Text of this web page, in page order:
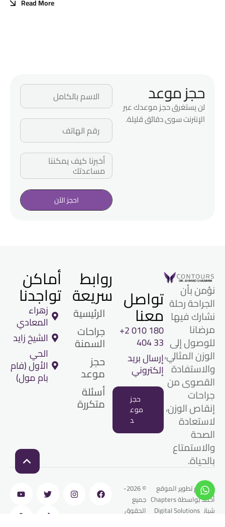
Read More
احجز الآن
حجز موعد
لن يستغرق حجز موعدك عبر
الإنترنت سوى دقائق قليلة.
نؤمن بأن
الجراحة رحلة
نشارك فيها
مرضانا
للوصول إلى
الوزن المثالي،
والاستفادة
القصوى من
جراحات
إنقاص الوزن،
لاستعادة
الصحة
والاستمتاع
بالحياة.
تواصل
معنا
+2 010 180
404 33
إرسال بريد
إلكتروني
حجز
موع
د
روابط
سريعة
الرئيسية
جراحات
السمنة
حجز
موعد
أسئلة
متكررة​
أماكن
تواجدنا
زهراء
المعادي
الشيخ زايد
الحي
الأول (فام
بام مول)
د.
أحمد
شبان
-تم تطوير الموقع
بواسطة Chapters
Digital Solutions
© 2026-
جميع
الحقوق